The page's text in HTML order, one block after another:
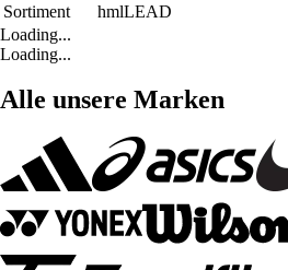
Sortiment
hmlLEAD
Loading...
Loading...
Alle unsere Marken